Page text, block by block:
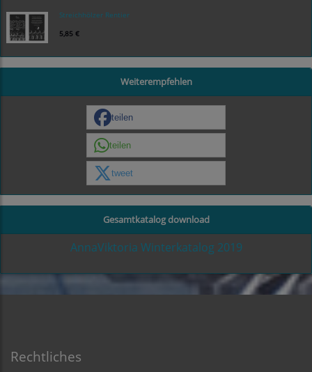
Streichhölzer Rentier
5,85 €
Weiterempfehlen
teilen
teilen
tweet
Gesamtkatalog download
AnnaViktoria Winterkatalog 2019
Rechtliches